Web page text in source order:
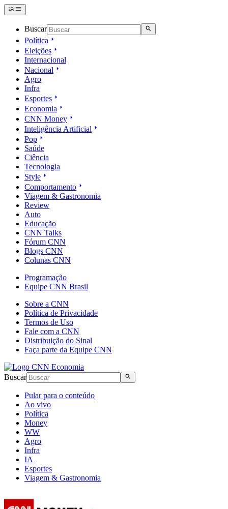
Buscar
Política
Eleições
Internacional
Nacional
Agro
Infra
Esportes
Economia
CNN Money
Inteligência Artificial
Pop
Saúde
Ciência
Tecnologia
Style
Comportamento
Viagem & Gastronomia
Review
Auto
Educação
CNN Talks
Fórum CNN
Blogs CNN
Colunas CNN
Programação
Equipe CNN Brasil
Sobre a CNN
Política de Privacidade
Termos de Uso
Fale com a CNN
Distribuição do Sinal
Faça parte da Equipe CNN
Buscar
Pular para o conteúdo
Ao vivo
Política
Money
WW
Agro
Infra
IA
Esportes
Viagem & Gastronomia